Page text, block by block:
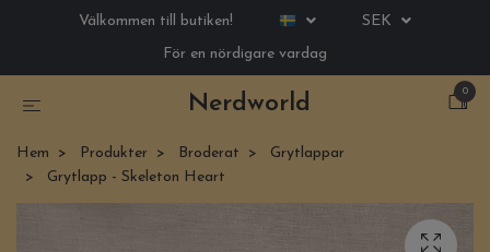
Välkommen till butiken!
SEK
För en nördigare vardag
Nerdworld
0
Hem Produkter Broderat
Grytlappar
Grytlapp - Skeleton Heart